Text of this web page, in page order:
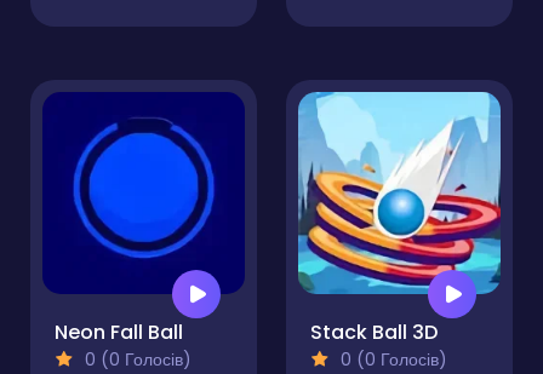
Neon Fall Ball
0 (0 Голосів)
Stack Ball 3D
0 (0 Голосів)